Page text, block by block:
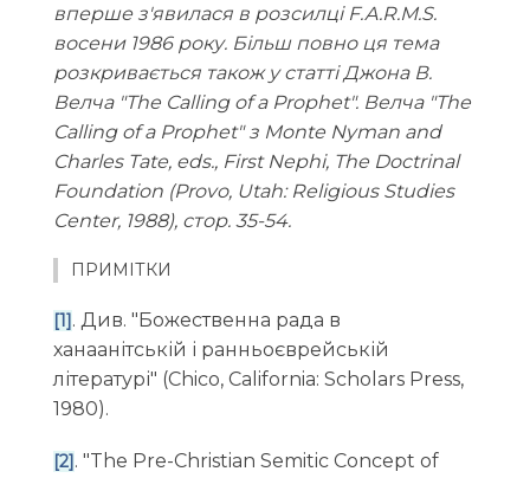
вперше з'явилася в розсилці F.A.R.M.S.
восени 1986 року. Більш повно ця тема
розкривається також у статті Джона В.
Велча "The Calling of a Prophet". Велча "The
Calling of a Prophet" з Monte Nyman and
Charles Tate, eds., First Nephi, The Doctrinal
Foundation (Provo, Utah: Religious Studies
Center, 1988), стор. 35-54.
ПРИМІТКИ
[1]. Див. "Божественна рада в
ханаанітській і ранньоєврейській
літературі" (Chico, California: Scholars Press,
1980).
[2]. "The Pre-Christian Semitic Concept of